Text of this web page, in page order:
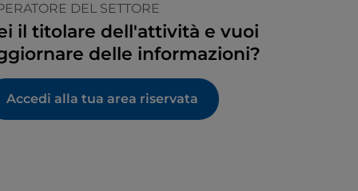
DEL SETTORE
il titolare dell'attività e vuoi
delle informazioni?
Accedi alla tua area riservata